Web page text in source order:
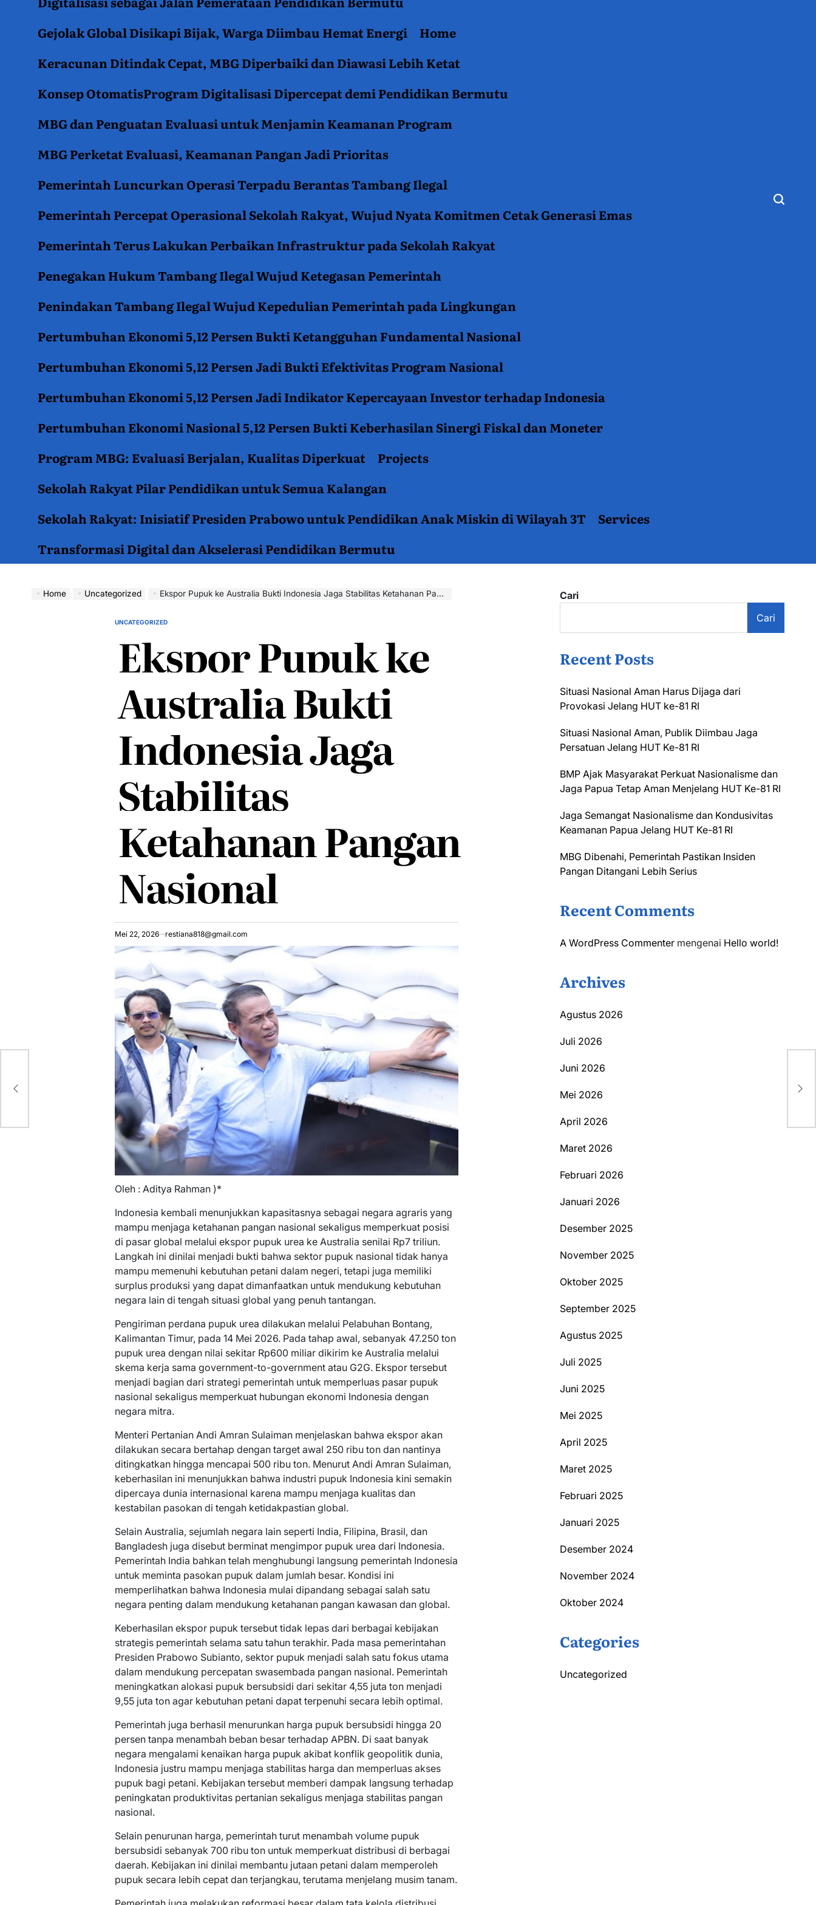
Gejolak Global Disikapi Bijak, Warga Diimbau Hemat Energi
Home
Keracunan Ditindak Cepat, MBG Diperbaiki dan Diawasi Lebih Ketat
Konsep OtomatisProgram Digitalisasi Dipercepat demi Pendidikan Bermutu
MBG dan Penguatan Evaluasi untuk Menjamin Keamanan Program
MBG Perketat Evaluasi, Keamanan Pangan Jadi Prioritas
Pemerintah Luncurkan Operasi Terpadu Berantas Tambang Ilegal
Pemerintah Percepat Operasional Sekolah Rakyat, Wujud Nyata Komitmen Cetak Generasi Emas
Pemerintah Terus Lakukan Perbaikan Infrastruktur pada Sekolah Rakyat
Penegakan Hukum Tambang Ilegal Wujud Ketegasan Pemerintah
Penindakan Tambang Ilegal Wujud Kepedulian Pemerintah pada Lingkungan
Pertumbuhan Ekonomi 5,12 Persen Bukti Ketangguhan Fundamental Nasional
Pertumbuhan Ekonomi 5,12 Persen Jadi Bukti Efektivitas Program Nasional
Pertumbuhan Ekonomi 5,12 Persen Jadi Indikator Kepercayaan Investor terhadap Indonesia
Pertumbuhan Ekonomi Nasional 5,12 Persen Bukti Keberhasilan Sinergi Fiskal dan Moneter
Program MBG: Evaluasi Berjalan, Kualitas Diperkuat
Projects
Sekolah Rakyat Pilar Pendidikan untuk Semua Kalangan
Sekolah Rakyat: Inisiatif Presiden Prabowo untuk Pendidikan Anak Miskin di Wilayah 3T
Services
Transformasi Digital dan Akselerasi Pendidikan Bermutu
Home Uncategorized Ekspor Pupuk ke Australia Bukti Indonesia Jaga Stabilitas Ketahanan Pangan Nasional
POSTED
UNCATEGORIZED
Ekspor Pupuk ke
Australia Bukti
Indonesia Jaga
Stabilitas
Ketahanan Pangan
Nasional
Mei 22, 2026 restiana818@gmail.com
Oleh : Aditya Rahman )*
Indonesia kembali menunjukkan kapasitasnya sebagai negara agraris yang
mampu menjaga ketahanan pangan nasional sekaligus memperkuat posisi
di pasar global melalui ekspor pupuk urea ke Australia senilai Rp7 triliun.
Langkah ini dinilai menjadi bukti bahwa sektor pupuk nasional tidak hanya
mampu memenuhi kebutuhan petani dalam negeri, tetapi juga memiliki
surplus produksi yang dapat dimanfaatkan untuk mendukung kebutuhan
negara lain di tengah situasi global yang penuh tantangan.
Pengiriman perdana pupuk urea dilakukan melalui Pelabuhan Bontang,
Kalimantan Timur, pada 14 Mei 2026. Pada tahap awal, sebanyak 47.250 ton
pupuk urea dengan nilai sekitar Rp600 miliar dikirim ke Australia melalui
skema kerja sama government-to-government atau G2G. Ekspor tersebut
menjadi bagian dari strategi pemerintah untuk memperluas pasar pupuk
nasional sekaligus memperkuat hubungan ekonomi Indonesia dengan
negara mitra.
Menteri Pertanian Andi Amran Sulaiman menjelaskan bahwa ekspor akan
dilakukan secara bertahap dengan target awal 250 ribu ton dan nantinya
ditingkatkan hingga mencapai 500 ribu ton. Menurut Andi Amran Sulaiman,
keberhasilan ini menunjukkan bahwa industri pupuk Indonesia kini semakin
dipercaya dunia internasional karena mampu menjaga kualitas dan
kestabilan pasokan di tengah ketidakpastian global.
Selain Australia, sejumlah negara lain seperti India, Filipina, Brasil, dan
Bangladesh juga disebut berminat mengimpor pupuk urea dari Indonesia.
Pemerintah India bahkan telah menghubungi langsung pemerintah Indonesia
untuk meminta pasokan pupuk dalam jumlah besar. Kondisi ini
memperlihatkan bahwa Indonesia mulai dipandang sebagai salah satu
negara penting dalam mendukung ketahanan pangan kawasan dan global.
Keberhasilan ekspor pupuk tersebut tidak lepas dari berbagai kebijakan
strategis pemerintah selama satu tahun terakhir. Pada masa pemerintahan
Presiden Prabowo Subianto, sektor pupuk menjadi salah satu fokus utama
dalam mendukung percepatan swasembada pangan nasional. Pemerintah
meningkatkan alokasi pupuk bersubsidi dari sekitar 4,55 juta ton menjadi
9,55 juta ton agar kebutuhan petani dapat terpenuhi secara lebih optimal.
Pemerintah juga berhasil menurunkan harga pupuk bersubsidi hingga 20
persen tanpa menambah beban besar terhadap APBN. Di saat banyak
negara mengalami kenaikan harga pupuk akibat konflik geopolitik dunia,
Indonesia justru mampu menjaga stabilitas harga dan memperluas akses
pupuk bagi petani. Kebijakan tersebut memberi dampak langsung terhadap
peningkatan produktivitas pertanian sekaligus menjaga stabilitas pangan
nasional.
Selain penurunan harga, pemerintah turut menambah volume pupuk
bersubsidi sebanyak 700 ribu ton untuk memperkuat distribusi di berbagai
daerah. Kebijakan ini dinilai membantu jutaan petani dalam memperoleh
pupuk secara lebih cepat dan terjangkau, terutama menjelang musim tanam.
Cari
Cari
Recent Posts
Situasi Nasional Aman Harus Dijaga dari
Provokasi Jelang HUT ke-81 RI
Situasi Nasional Aman, Publik Diimbau Jaga
Persatuan Jelang HUT Ke-81 RI
BMP Ajak Masyarakat Perkuat Nasionalisme dan
Jaga Papua Tetap Aman Menjelang HUT Ke-81 RI
Jaga Semangat Nasionalisme dan Kondusivitas
Keamanan Papua Jelang HUT Ke-81 RI
MBG Dibenahi, Pemerintah Pastikan Insiden
Pangan Ditangani Lebih Serius
Recent Comments
A WordPress Commenter mengenai Hello world!
Archives
Agustus 2026
Juli 2026
Juni 2026
Mei 2026
April 2026
Maret 2026
Februari 2026
Januari 2026
Desember 2025
November 2025
Oktober 2025
September 2025
Agustus 2025
Juli 2025
Juni 2025
Mei 2025
April 2025
Maret 2025
Februari 2025
Januari 2025
Desember 2024
November 2024
Oktober 2024
Categories
Uncategorized